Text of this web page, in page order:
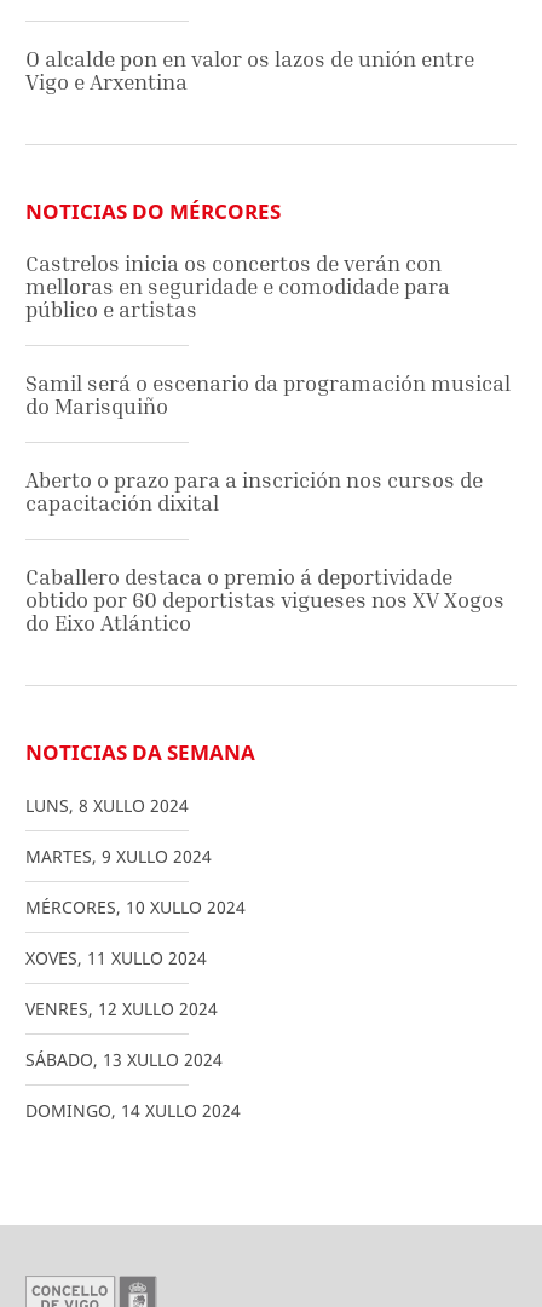
O alcalde pon en valor os lazos de unión entre
Vigo e Arxentina
NOTICIAS DO MÉRCORES
Castrelos inicia os concertos de verán con
melloras en seguridade e comodidade para
público e artistas
Samil será o escenario da programación musical
do Marisquiño
Aberto o prazo para a inscrición nos cursos de
capacitación dixital
Caballero destaca o premio á deportividade
obtido por 60 deportistas vigueses nos XV Xogos
do Eixo Atlántico
NOTICIAS DA SEMANA
LUNS, 8 XULLO 2024
MARTES, 9 XULLO 2024
MÉRCORES, 10 XULLO 2024
XOVES, 11 XULLO 2024
VENRES, 12 XULLO 2024
SÁBADO, 13 XULLO 2024
DOMINGO, 14 XULLO 2024